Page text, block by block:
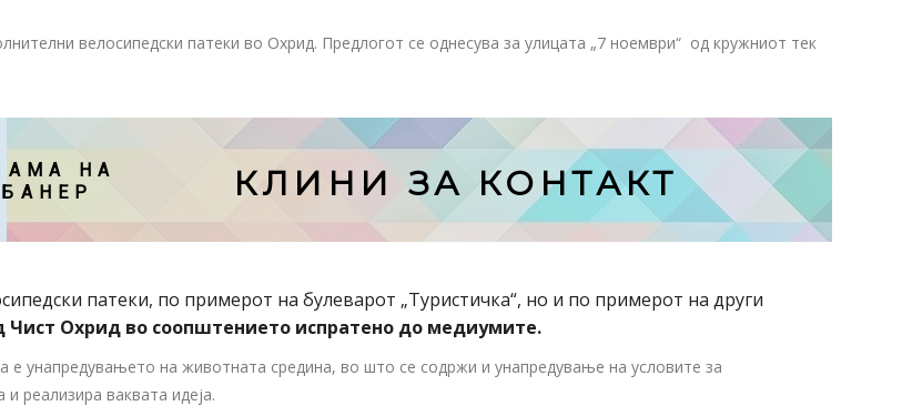
велосипедски патеки во Охрид. Предлогот се однесува за улицата „7 ноември“ од кружниот тек
НА
КЛИНИ ЗА КОНТАКТ
патеки, по примерот на булеварот „Туристичка“, но и по примерот на други
Чист Охрид во соопштението испратено до медиумите.
е унапредувањето на животната средина, во што се содржи и унапредување на условите за
реализира ваквата идеја.